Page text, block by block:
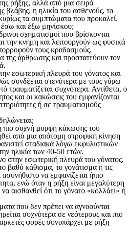
ρήξης, αλλά από μια σειρά
βλάβης, η ηλικία του ασθενούς, το
τα συμπτώματα που προκαλεί.
έσω και έξω μηνίσκου;
σχηματισμοί που βρίσκονται
την κνήμη και λειτουργούν ως φυσικά
τους κραδασμούς,
της άρθρωσης και προστατεύουν τον
εσωτερική πλευρά του γόνατος και
συνδέεται στενότερα με τους γύρω
τραυματίζεται συχνότερα. Αντίθετα, ο
και οι κακώσεις του εμφανίζονται
ή σε τραυματισμούς
πιο συχνή μορφή κάκωσης του
από μια απότομη στροφική κίνηση
σταδιακά λόγω εκφυλιστικών
ηλικία των 40-50 ετών.
στην εσωτερική πλευρά του γόνατος,
βαθύ κάθισμα, το γονάτισμα ή τις
ασυνήθιστο να εμφανίζεται ήπιο
ενώ όταν η ρήξη είναι μεγαλύτερη
αισθανθεί ότι το γόνατο «κολλάει» ή
που δεν πρέπει να αγνοούνται
συχνότερα σε νεότερους και πιο
φορές συνυπάρχει με ρήξη